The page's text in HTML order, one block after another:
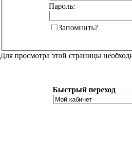
Пароль:
Запомнить?
Для просмотра этой страницы
Быстрый переход